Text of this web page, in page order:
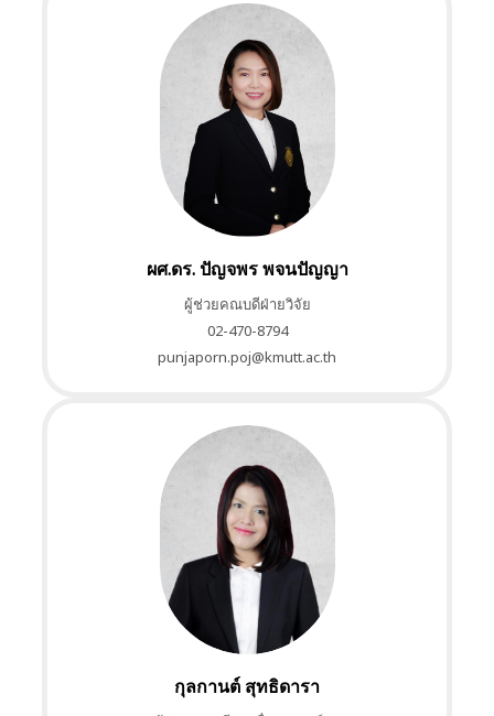
ผศ.ดร. ปัญจพร พจนปัญญา
ผู้ช่วยคณบดีฝ่ายวิจัย
02-470-8794
punjaporn.poj@kmutt.ac.th
กุลกานต์ สุทธิดารา